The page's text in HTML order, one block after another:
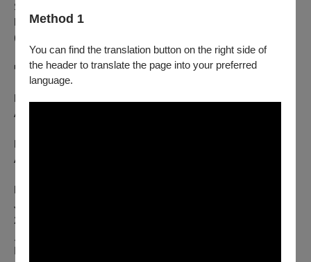
Method 1
You can find the translation button on the right side of
the header to translate the page into your preferred
language.
Skica na koncertu｜音樂會即景
Poem by Srečko Kosovel (1904–1926); Music by Vilko Ukmar
(1905–1991)｜柯索維爾／詩 烏克瑪爾／曲
中場休息Intermission
Ecce quomodo moritur iustus｜看哪，義人如何離世
Anonymous text; Music by Iacobus Handl Gallus (1550–1591)
Patres qui dormitis in Hebron｜安眠於希伯崙的列祖
Anonymous text; Music by Iacobus Handl Gallus (1550–1591)
Benedic, anima mea, Domino｜我的靈魂讚美上主
Job 37:15–16; Psalm 104:1, 3–35; Music by Jan Triler (b.
2003)｜〈約伯記〉37:15–16 〈詩篇〉104:1、3–35 特里勒
Ignis caritatis｜慈愛之火